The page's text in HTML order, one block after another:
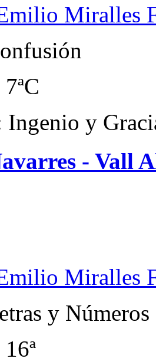
Miralles
Ingenio y
- Vall
Miralles
y Números